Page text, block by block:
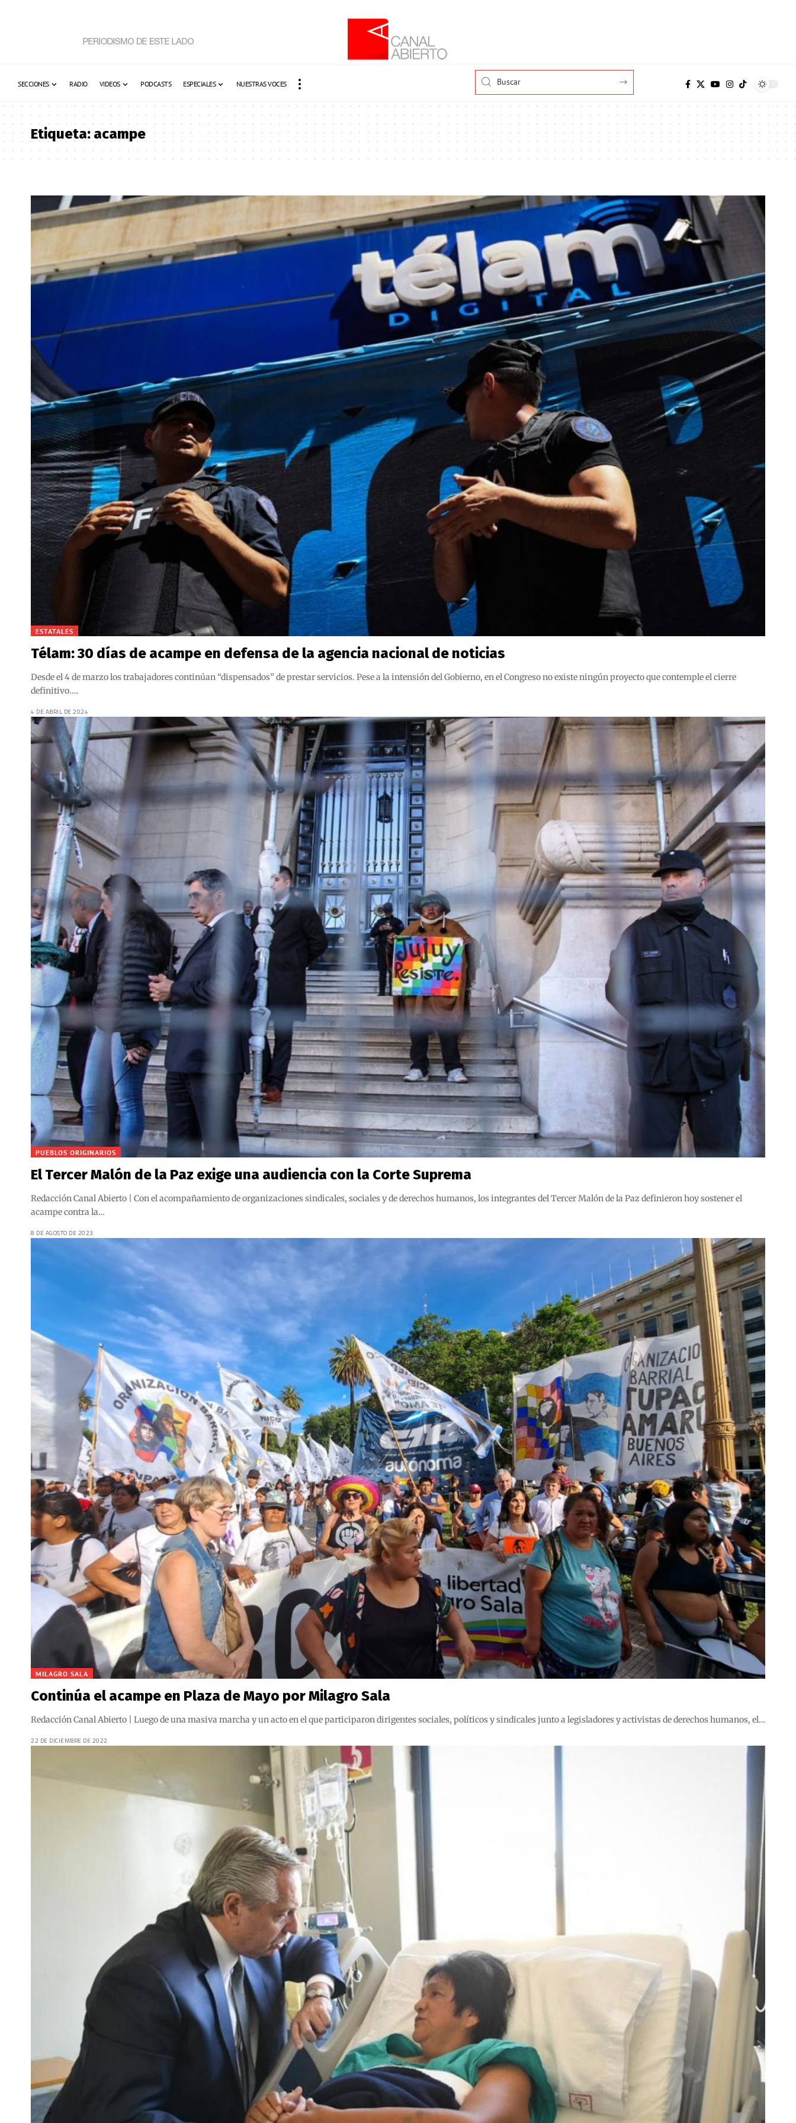
SECCIONES RADIO VIDEOS PODCASTS ESPECIALES NUESTRAS VOCES
Etiqueta:acampe
ESTATALES
Télam: 30 días de acampe en defensa de la agencia nacional de noticias
Desde el 4 de marzo los trabajadores continúan “dispensados” de prestar servicios. Pese a la intensión del Gobierno, en el Congreso no existe ningún proyecto que contemple el cierre
definitivo.…
4 DE ABRIL DE 2024
PUEBLOS ORIGINARIOS
El Tercer Malón de la Paz exige una audiencia con la Corte Suprema
Redacción Canal Abierto | Con el acompañamiento de organizaciones sindicales, sociales y de derechos humanos, los integrantes del Tercer Malón de la Paz definieron hoy sostener el
acampe contra la…
8 DE AGOSTO DE 2023
MILAGRO SALA
Continúa el acampe en Plaza de Mayo por Milagro Sala
Redacción Canal Abierto | Luego de una masiva marcha y un acto en el que participaron dirigentes sociales, políticos y sindicales junto a legisladores y activistas de derechos humanos, el…
22 DE DICIEMBRE DE 2022